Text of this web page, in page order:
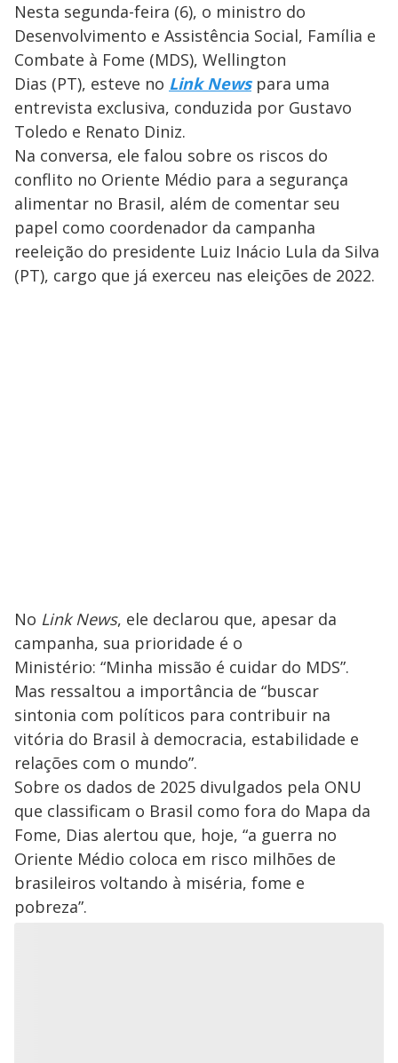
Nesta segunda-feira (6), o ministro do
Desenvolvimento e Assistência Social, Família e
Combate à Fome (MDS), Wellington
Dias (PT), esteve no Link Newspara uma
entrevista exclusiva, conduzida por Gustavo
Toledo e Renato Diniz.
Na conversa, ele falou sobre os riscos do
conflito no Oriente Médio para a segurança
alimentar no Brasil, além de comentar seu
papel como coordenador da campanha
reeleição do presidente Luiz Inácio Lula da Silva
(PT), cargo que já exerceu nas eleições de 2022.
No Link News, ele declarou que, apesar da
campanha, sua prioridade é o
Ministério: “Minha missão é cuidar do MDS”.
Mas ressaltou a importância de “buscar
sintonia com políticos para contribuir na
vitória do Brasil à democracia, estabilidade e
relações com o mundo”.
Sobre os dados de 2025 divulgados pela ONU
que classificam o Brasil como fora do Mapa da
Fome, Dias alertou que, hoje, “a guerra no
Oriente Médio coloca em risco milhões de
brasileiros voltando à miséria, fome e
pobreza”.